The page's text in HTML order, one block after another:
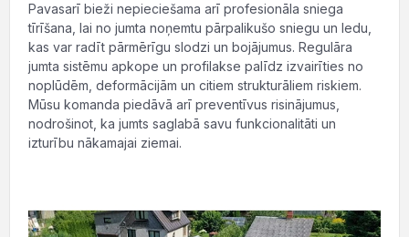
Pavasarī bieži nepieciešama arī profesionāla sniega
tīrīšana, lai no jumta noņemtu pārpalikušo sniegu un ledu,
kas var radīt pārmērīgu slodzi un bojājumus. Regulāra
jumta sistēmu apkope un profilakse palīdz izvairīties no
noplūdēm, deformācijām un citiem strukturāliem riskiem.
Mūsu komanda piedāvā arī preventīvus risinājumus,
nodrošinot, ka jumts saglabā savu funkcionalitāti un
izturību nākamajai ziemai.